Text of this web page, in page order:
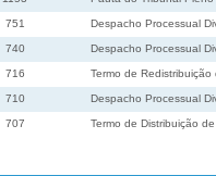
751 Despacho Processual
740 Despacho Processual
716 Termo de
710 Despacho Processual
707 Termo de Distribuição